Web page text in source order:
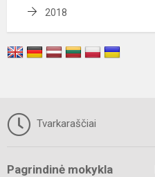
2018
Tvarkaraščiai
Pagrindinė mokykla